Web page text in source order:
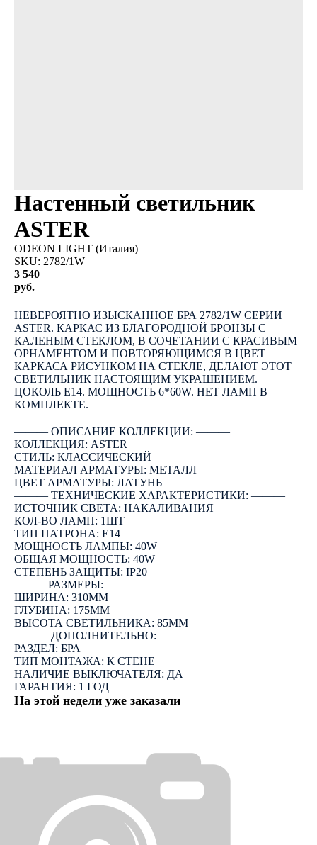
Настенный светильник
ASTER
ODEON LIGHT (Италия)
SKU: 2782/1W
3 540
руб.
НЕВЕРОЯТНО ИЗЫСКАННОЕ БРА 2782/1W СЕРИИ
ASTER. КАРКАС ИЗ БЛАГОРОДНОЙ БРОНЗЫ С
КАЛЕНЫМ СТЕКЛОМ, В СОЧЕТАНИИ С КРАСИВЫМ
ОРНАМЕНТОМ И ПОВТОРЯЮЩИМСЯ В ЦВЕТ
КАРКАСА РИСУНКОМ НА СТЕКЛЕ, ДЕЛАЮТ ЭТОТ
СВЕТИЛЬНИК НАСТОЯЩИМ УКРАШЕНИЕМ.
ЦОКОЛЬ E14. МОЩНОСТЬ 6*60W. НЕТ ЛАМП В
КОМПЛЕКТЕ.
――― ОПИСАНИЕ КОЛЛЕКЦИИ: ―――
КОЛЛЕКЦИЯ: ASTER
СТИЛЬ: КЛАССИЧЕСКИЙ
МАТЕРИАЛ АРМАТУРЫ: МЕТАЛЛ
ЦВЕТ АРМАТУРЫ: ЛАТУНЬ
――― ТЕХНИЧЕСКИЕ ХАРАКТЕРИСТИКИ: ―――
ИСТОЧНИК СВЕТА: НАКАЛИВАНИЯ
КОЛ-ВО ЛАМП: 1ШТ
ТИП ПАТРОНА: E14
МОЩНОСТЬ ЛАМПЫ: 40W
ОБЩАЯ МОЩНОСТЬ: 40W
СТЕПЕНЬ ЗАЩИТЫ: IP20
―――РАЗМЕРЫ: ―――
ШИРИНА: 310ММ
ГЛУБИНА: 175ММ
ВЫСОТА СВЕТИЛЬНИКА: 85ММ
――― ДОПОЛНИТЕЛЬНО: ―――
РАЗДЕЛ: БРА
ТИП МОНТАЖА: К СТЕНЕ
НАЛИЧИЕ ВЫКЛЮЧАТЕЛЯ: ДА
ГАРАНТИЯ: 1 ГОД
На этой недели уже заказали